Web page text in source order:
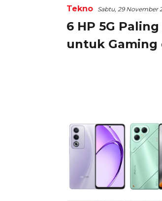
Tekno Sabtu, 29 November
6 HP 5G
untuk Gaming